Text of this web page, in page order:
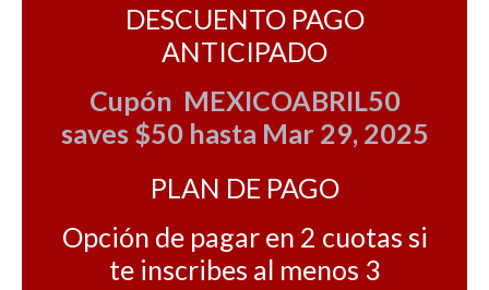
DESCUENTO PAGO
ANTICIPADO
Cupón MEXICOABRIL50
saves $50 hasta Mar 29, 2025
PLAN DE PAGO
Opción de pagar en 2 cuotas si
te inscribes al menos 3